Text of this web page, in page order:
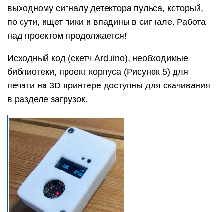
выходному сигналу детектора пульса, который,
по сути, ищет пики и впадины в сигнале. Работа
над проектом продолжается!
Исходный код (скетч Arduino), необходимые
библиотеки, проект корпуса (Рисунок 5) для
печати на 3D принтере доступны для скачивания
в разделе загрузок.